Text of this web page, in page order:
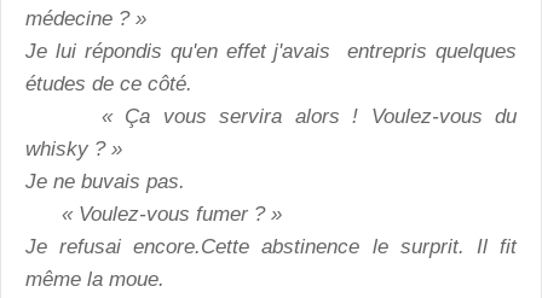
médecine ? »
Je lui répondis qu'en effet j'avais entrepris quelques
études de ce côté.
« Ça vous servira alors ! Voulez-vous du
whisky ? »
Je ne buvais pas.
« Voulez-vous fumer ? »
Je refusai encore.Cette abstinence le surprit. Il fit
même la moue.